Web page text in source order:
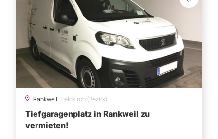
Rankweil, Feldkirch (Bezirk)
Tiefgaragenplatz in Rankweil zu
vermieten!
€ 97
Besichtigung vereinbaren